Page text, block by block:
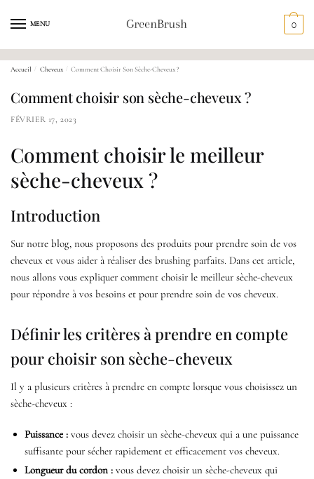
MENU 0
Accueil Cheveux Comment Choisir Son Sèche-Cheveux ?
Comment choisir son sèche-cheveux ?
FÉVRIER 17, 2023
Comment choisir le meilleur
sèche-cheveux ?
Introduction
Sur notre blog, nous proposons des produits pour prendre soin de vos
cheveux et vous aider à réaliser des brushing parfaits. Dans cet article,
nous allons vous expliquer comment choisir le meilleur sèche-cheveux
pour répondre à vos besoins et pour prendre soin de vos cheveux.
Définir les critères à prendre en compte
pour choisir son sèche-cheveux
Il y a plusieurs critères à prendre en compte lorsque vous choisissez un
sèche-cheveux :
Puissance : vous devez choisir un sèche-cheveux qui a une puissance
suffisante pour sécher rapidement et efficacement vos cheveux.
Longueur du cordon : vous devez choisir un sèche-cheveux qui